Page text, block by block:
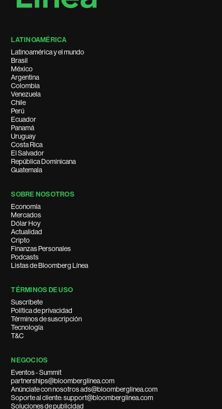
LATINOAMÉRICA
Latinoamérica y el mundo
Brasil
México
Argentina
Colombia
Venezuela
Chile
Perú
Ecuador
Panamá
Uruguay
Costa Rica
El Salvador
República Dominicana
Guatemala
SOBRE NOSOTROS
Economía
Mercados
Dólar Hoy
Actualidad
Cripto
Finanzas Personales
Podcasts
Listas de Bloomberg Línea
TÉRMINOS DE USO
Suscríbete
Política de privacidad
Términos de suscripción
Tecnología
T&C
NEGOCIOS
Eventos - Summit
partnerships@bloomberglinea.com
Anúnciate con nosotros ads@bloomberglinea.com
Soporte al cliente: support@bloomberglinea.com
Soluciones de publicidad